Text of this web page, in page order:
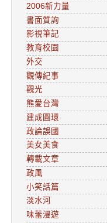
2006新力量
書面質詢
影視筆記
教育校園
外交
觀傳紀事
觀光
熊愛台灣
建成圓環
政論誤國
美女美食
轉載文章
政風
小笑話篇
淡水河
味蕾漫遊